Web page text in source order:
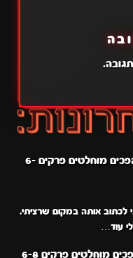
אתה ואני הפכים מוחלטים פרקים 6-
לכתוב אותה במקום שרציתי.
עוד…
מוחלטים פרקים 6-8